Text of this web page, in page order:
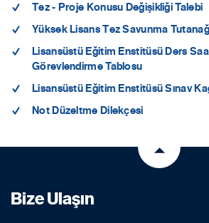
Tez - Proje Konusu Değişikliği Talebi
Yüksek Lisans Tez Savunma
Lisansüstü Eğitim Enstitüsü Ders
Görevlendirme Tablosu
Lisansüstü Eğitim Enstitüsü Sınav
Not Düzeltme Dilekçesi
Bize Ulaşın